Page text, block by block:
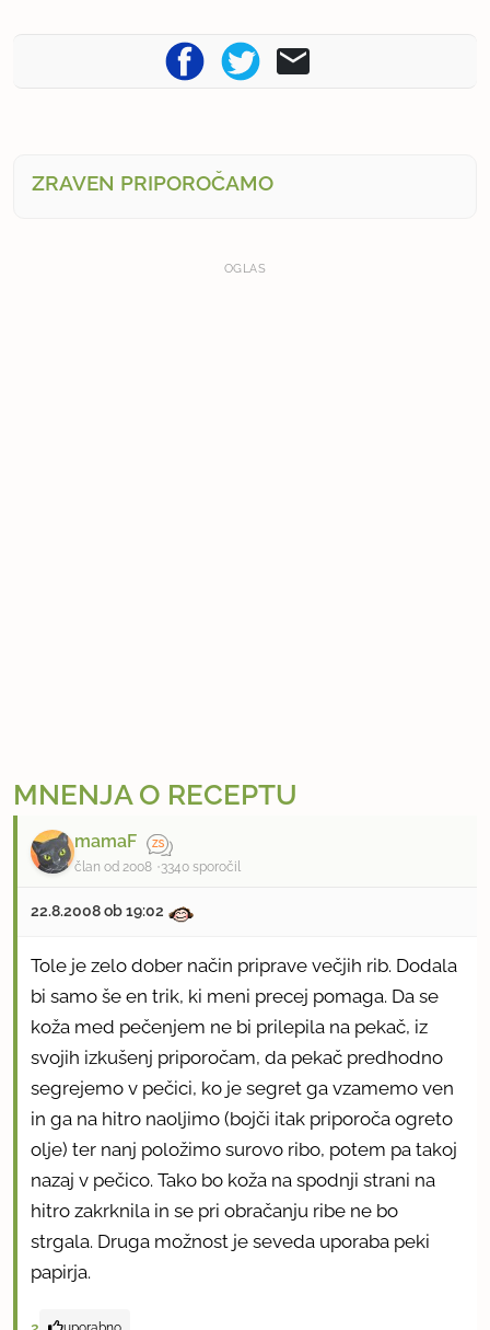
ZRAVEN PRIPOROČAMO
OGLAS
MNENJA O RECEPTU
mamaF
član od 2008 3340 sporočil
22.8.2008 ob 19:02
Tole je zelo dober način priprave večjih rib. Dodala
bi samo še en trik, ki meni precej pomaga. Da se
koža med pečenjem ne bi prilepila na pekač, iz
svojih izkušenj priporočam, da pekač predhodno
segrejemo v pečici, ko je segret ga vzamemo ven
in ga na hitro naoljimo (bojči itak priporoča ogreto
olje) ter nanj položimo surovo ribo, potem pa takoj
nazaj v pečico. Tako bo koža na spodnji strani na
hitro zakrknila in se pri obračanju ribe ne bo
strgala. Druga možnost je seveda uporaba peki
papirja.